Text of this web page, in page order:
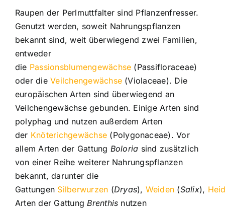
Raupen der Perlmuttfalter sind Pflanzenfresser.
Genutzt werden, soweit Nahrungspflanzen
bekannt sind, weit überwiegend zwei Familien,
entweder
die Passionsblumengewächse (Passifloraceae)
oder dieVeilchengewächse (Violaceae). Die
europäischen Arten sind überwiegend an
Veilchengewächse gebunden. Einige Arten sind
polyphag und nutzen außerdem Arten
der Knöterichgewächse (Polygonaceae). Vor
allem Arten der Gattung Boloria sind zusätzlich
von einer Reihe weiterer Nahrungspflanzen
bekannt, darunter die
Gattungen Silberwurzen (Dryas), Weiden (Salix),
Arten der GattungBrenthis nutzen